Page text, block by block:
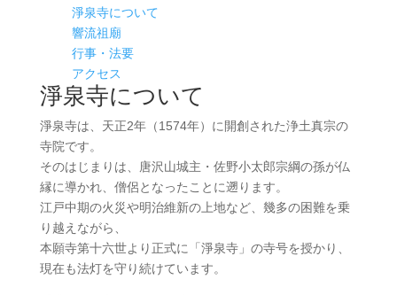
淨泉寺について
響流祖廟
行事・法要
アクセス
淨泉寺について
淨泉寺は、天正2年（1574年）に開創された浄土真宗の
寺院です。
そのはじまりは、唐沢山城主・佐野小太郎宗綱の孫が仏
縁に導かれ、僧侶となったことに遡ります。
江戸中期の火災や明治維新の上地など、幾多の困難を乗
り越えながら、
本願寺第十六世より正式に「淨泉寺」の寺号を授かり、
現在も法灯を守り続けています。